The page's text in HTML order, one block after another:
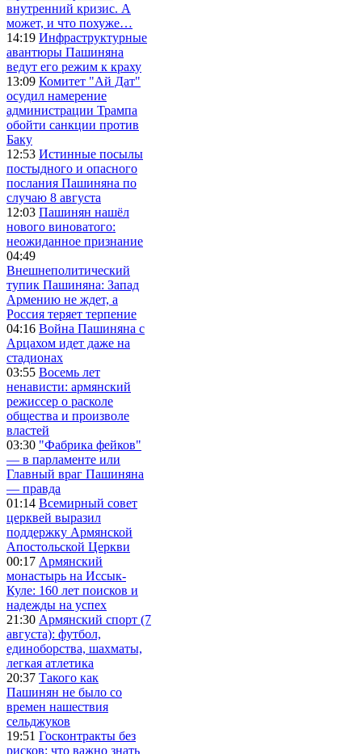
внутренний кризис. А
может, и что похуже…
14:19 Инфраструктурные
авантюры Пашиняна
ведут его режим к краху
13:09 Комитет "Ай Дат"
осудил намерение
администрации Трампа
обойти санкции против
Баку
12:53 Истинные посылы
постыдного и опасного
послания Пашиняна по
случаю 8 августа
12:03 Пашинян нашёл
нового виноватого:
неожиданное признание
04:49
Внешнеполитический
тупик Пашиняна: Запад
Армению не ждет, а
Россия теряет терпение
04:16 Война Пашиняна с
Арцахом идет даже на
стадионах
03:55 Восемь лет
ненависти: армянский
режиссер о расколе
общества и произволе
властей
03:30 "Фабрика фейков"
— в парламенте или
Главный враг Пашиняна
— правда
01:14 Всемирный совет
церквей выразил
поддержку Армянской
Апостольской Церкви
00:17 Армянский
монастырь на Иссык-
Куле: 160 лет поисков и
надежды на успех
21:30 Армянский спорт (7
августа): футбол,
единоборства, шахматы,
легкая атлетика
20:37 Такого как
Пашинян не было со
времен нашествия
сельджуков
19:51 Госконтракты без
рисков: что важно знать